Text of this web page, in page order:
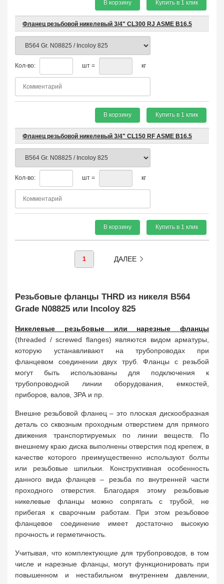
В корзину Купить в 1 клик
Фланец резьбовой никелевый 3/4" CL300 RJ ASME B16.5
Кол-во: шт = кг
В корзину Купить в 1 клик
Фланец резьбовой никелевый 3/4" CL150 RF ASME B16.5
Кол-во: шт = кг
В корзину Купить в 1 клик
1 ДАЛЕЕ
Резьбовые фланцы THRD из никеля B564
Grade N08825 или Incoloy 825
Никелевые резьбовые или нарезные фланцы
(threaded / screwed flanges) являются видом арматуры,
которую устанавливают на трубопроводах при
фланцевом соединении двух труб. Фланцы с резьбой
могут быть использованы для подключения к
трубопроводной линии оборудования, емкостей,
приборов, валов, ЗРА и пр.
Внешне резьбовой фланец – это плоская дискообразная
деталь со сквозным проходным отверстием для прямого
движения транспортируемых по линии веществ. По
внешнему краю диска выполнены отверстия под крепеж, в
качестве которого преимущественно используют болты
или резьбовые шпильки. Конструктивная особенность
данного вида фланцев – резьба по внутренней части
проходного отверстия. Благодаря этому резьбовые
никелевые фланцы можно сопрягать с трубой, не
прибегая к сварочным работам. При этом резьбовое
фланцевое соединение имеет достаточно высокую
прочность и герметичность.
Учитывая, что комплектующие для трубопроводов, в том
числе и нарезные фланцы, могут функционировать при
повышенном и нестабильном внутреннем давлении,